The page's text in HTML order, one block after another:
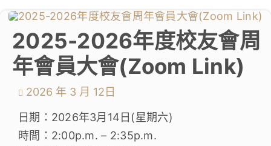
我們的聯繫
入學資訊
下載區
2025-2026年度校友會周
年會員大會(Zoom Link)
2026 年 3 月 12日
日期：2026年3月14日(星期六)
時間：2:00p.m. – 2:35p.m.